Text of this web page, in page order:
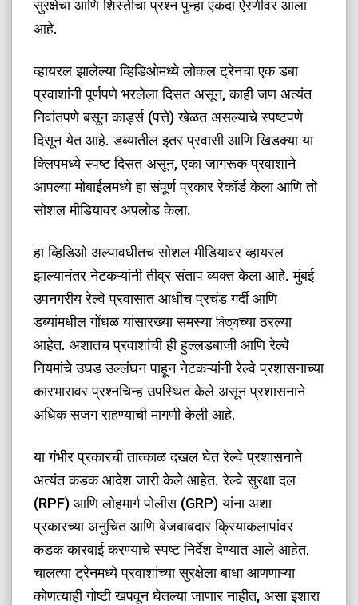
सुरक्षेचा आणि शिस्तीचा प्रश्न पुन्हा एकदा ऐरणीवर आला
आहे.
​व्हायरल झालेल्या व्हिडिओमध्ये लोकल ट्रेनचा एक डबा
प्रवाशांनी पूर्णपणे भरलेला दिसत असून, काही जण अत्यंत
निवांतपणे बसून कार्ड्स (पत्ते) खेळत असल्याचे स्पष्टपणे
दिसून येत आहे. डब्यातील इतर प्रवासी आणि खिडक्या या
क्लिपमध्ये स्पष्ट दिसत असून, एका जागरूक प्रवाशाने
आपल्या मोबाईलमध्ये हा संपूर्ण प्रकार रेकॉर्ड केला आणि तो
सोशल मीडियावर अपलोड केला.
​हा व्हिडिओ अल्पावधीतच सोशल मीडियावर व्हायरल
झाल्यानंतर नेटकऱ्यांनी तीव्र संताप व्यक्त केला आहे. मुंबई
उपनगरीय रेल्वे प्रवासात आधीच प्रचंड गर्दी आणि
डब्यांमधील गोंधळ यांसारख्या समस्या নিত্যच्या ठरल्या
आहेत. अशातच प्रवाशांची ही हुल्लडबाजी आणि रेल्वे
नियमांचे उघड उल्लंघन पाहून नेटकऱ्यांनी रेल्वे प्रशासनाच्या
कारभारावर प्रश्नचिन्ह उपस्थित केले असून प्रशासनाने
अधिक सजग राहण्याची मागणी केली आहे.
​या गंभीर प्रकारची तात्काळ दखल घेत रेल्वे प्रशासनाने
अत्यंत कडक आदेश जारी केले आहेत. रेल्वे सुरक्षा दल
(RPF) आणि लोहमार्ग पोलीस (GRP) यांना अशा
प्रकारच्या अनुचित आणि बेजबाबदार क्रियाकलापांवर
कडक कारवाई करण्याचे स्पष्ट निर्देश देण्यात आले आहेत.
चालत्या ट्रेनमध्ये प्रवाशांच्या सुरक्षेला बाधा आणणाऱ्या
कोणत्याही गोष्टी खपवून घेतल्या जाणार नाहीत, असा इशारा